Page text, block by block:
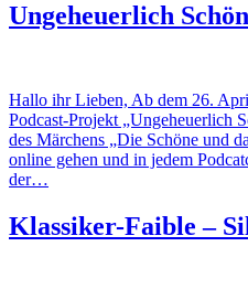
Ungeheuerlich
Hallo ihr Lieben, Ab dem 26.
Podcast-Projekt „Ungeheuerlich
des Märchens „Die Schöne und
online gehen und in jedem
der…
Klassiker-Faible –